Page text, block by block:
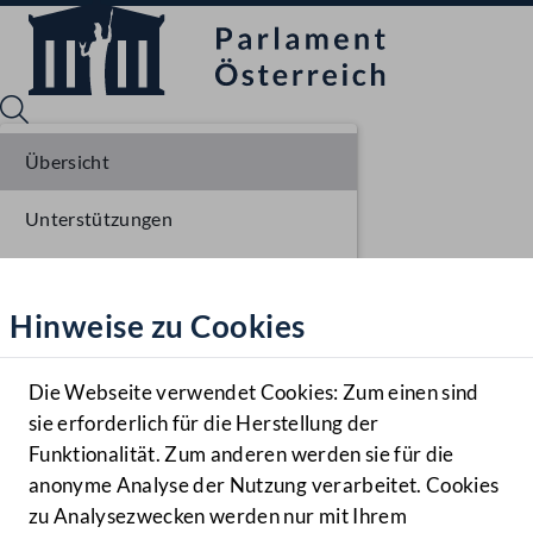
Hilfe
Benutzer
Navigationsmenü öffnen
MENÜ
Hinweise zu Cookies
Die Webseite verwendet Cookies: Zum einen sind
sie erforderlich für die Herstellung der
Funktionalität. Zum anderen werden sie für die
anonyme Analyse der Nutzung verarbeitet. Cookies
zu Analysezwecken werden nur mit Ihrem
Übersicht
Unterstützungen
Parlamentarisches Verfahren
Einlangen NR
Ausschussberatungen NR
Plenarberatungen NR